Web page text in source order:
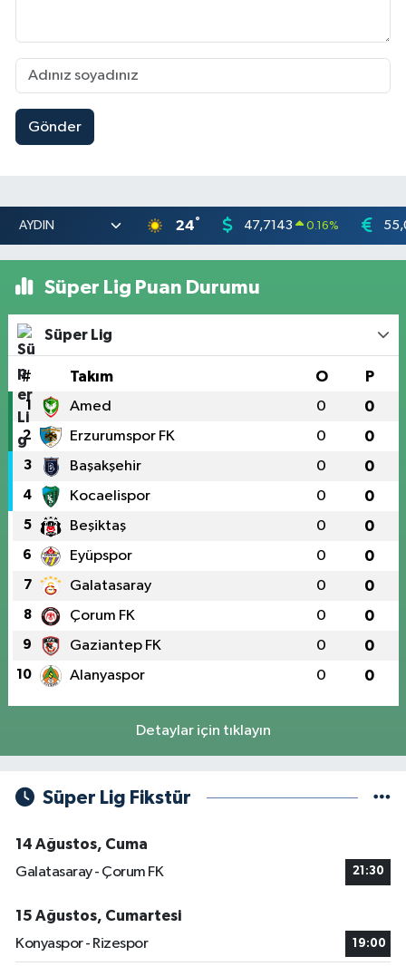
Gönder
24° 47,7143 0.16%
Süper Lig Puan Durumu
Süper Lig
# Takım O P
1 Amed 0 0
2 Erzurumspor FK 0 0
3 Başakşehir 0 0
4 Kocaelispor 0 0
5 Beşiktaş 0 0
6 Eyüpspor 0 0
7 Galatasaray 0 0
8 Çorum FK 0 0
9 Gaziantep FK 0 0
10 Alanyaspor 0 0
Detaylar için tıklayın
Süper Lig Fikstür
14 Ağustos, Cuma
Galatasaray - Çorum FK
21:30
15 Ağustos, Cumartesi
Konyaspor - Rizespor
19:00